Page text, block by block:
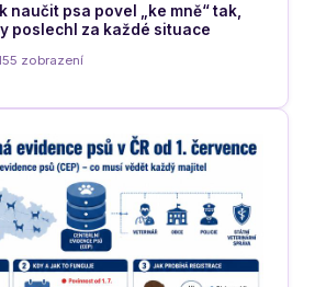
naučit psa povel „ke mně“ tak,
poslechl za každé situace
zobrazení